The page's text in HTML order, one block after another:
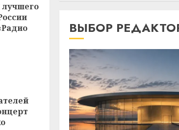
лучшего
ВЫБОР